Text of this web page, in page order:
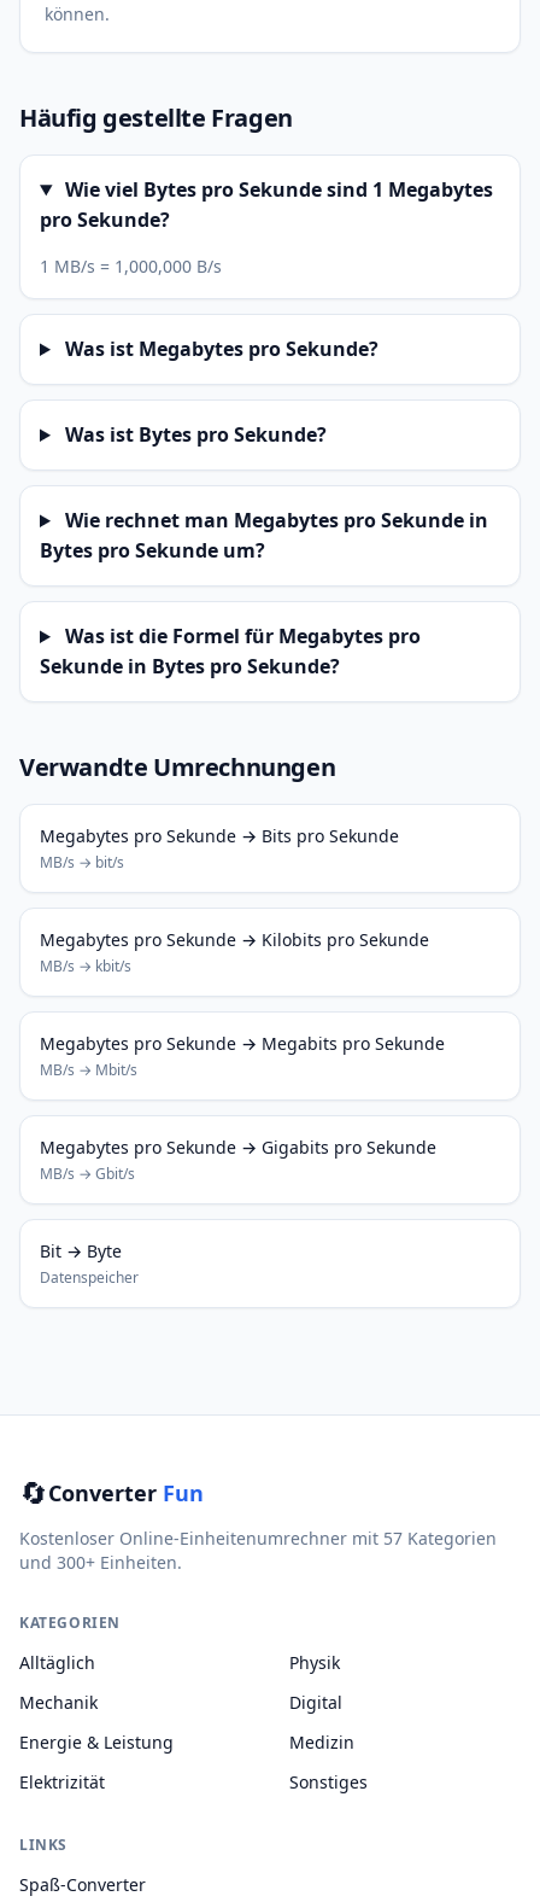
können.
Häufig gestellte Fragen
Wie viel Bytes pro Sekunde sind 1 Megabytes
pro Sekunde?
1 MB/s = 1,000,000 B/s
Was ist Megabytes pro Sekunde?
Was ist Bytes pro Sekunde?
Wie rechnet man Megabytes pro Sekunde in
Bytes pro Sekunde um?
Was ist die Formel für Megabytes pro
Sekunde in Bytes pro Sekunde?
Verwandte Umrechnungen
Megabytes pro Sekunde → Bits pro Sekunde
MB/s → bit/s
Megabytes pro Sekunde → Kilobits pro Sekunde
MB/s → kbit/s
Megabytes pro Sekunde → Megabits pro Sekunde
MB/s → Mbit/s
Megabytes pro Sekunde → Gigabits pro Sekunde
MB/s → Gbit/s
Bit → Byte
Datenspeicher
🔄Converter Fun
Kostenloser Online-Einheitenumrechner mit 57 Kategorien
und 300+ Einheiten.
KATEGORIEN
Alltäglich
Mechanik
Energie & Leistung
Elektrizität
Physik
Digital
Medizin
Sonstiges
LINKS
Spaß-Converter